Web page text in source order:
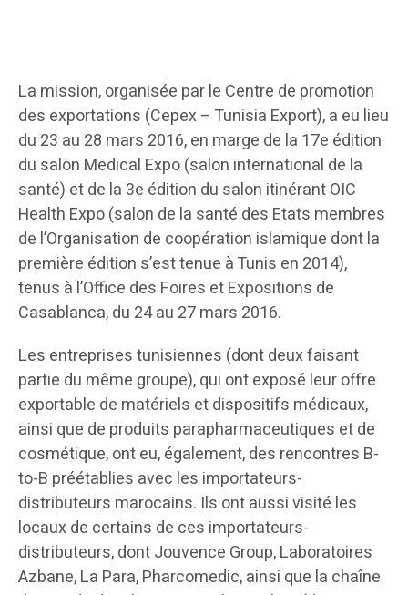
La mission, organisée par le Centre de promotion
des exportations (Cepex – Tunisia Export), a eu lieu
du 23 au 28 mars 2016, en marge de la 17e édition
du salon Medical Expo (salon international de la
santé) et de la 3e édition du salon itinérant OIC
Health Expo (salon de la santé des Etats membres
de l’Organisation de coopération islamique dont la
première édition s’est tenue à Tunis en 2014),
tenus à l’Office des Foires et Expositions de
Casablanca, du 24 au 27 mars 2016.
Les entreprises tunisiennes (dont deux faisant
partie du même groupe), qui ont exposé leur offre
exportable de matériels et dispositifs médicaux,
ainsi que de produits parapharmaceutiques et de
cosmétique, ont eu, également, des rencontres B-
to-B préétablies avec les importateurs-
distributeurs marocains. Ils ont aussi visité les
locaux de certains de ces importateurs-
distributeurs, dont Jouvence Group, Laboratoires
Azbane, La Para, Pharcomedic, ainsi que la chaîne